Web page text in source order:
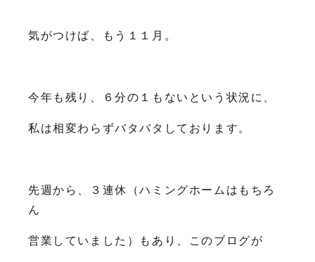
気がつけば、もう１１月。
今年も残り、６分の１もないという状況に、
私は相変わらずバタバタしております。
先週から、３連休（ハミングホームはもちろ
ん
営業していました）もあり、このブログが